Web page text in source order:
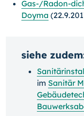
Gas-/Radon-
Doyma
siehe
im Sanitär